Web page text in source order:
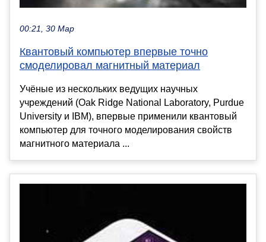
00:21, 30 Мар
Квантовый компьютер впервые точно
смоделировал магнитный материал
Учёные из нескольких ведущих научных
учреждений (Oak Ridge National Laboratory, Purdue
University и IBM), впервые применили квантовый
компьютер для точного моделирования свойств
магнитного материала ...